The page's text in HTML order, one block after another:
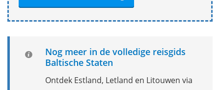
Nog meer in de volledige reisgids
Baltische Staten
Ontdek Estland, Letland en Litouwen via